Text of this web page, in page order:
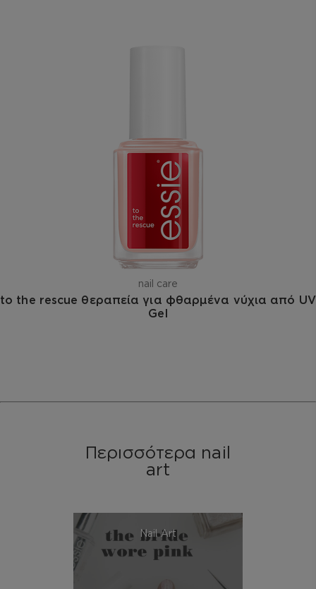
nail care
to the rescue θεραπεία για φθαρμένα νύχια από UV
Gel
Περισσότερα nail
art
Nail Art